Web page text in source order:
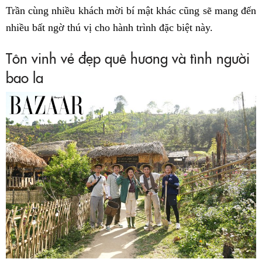
Trần cùng nhiều khách mời bí mật khác cũng sẽ mang đến
nhiều bất ngờ thú vị cho hành trình đặc biệt này.
Tôn vinh vẻ đẹp quê hương và tình người
bao la